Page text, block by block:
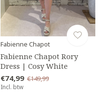
Fabienne Chapot
Fabienne Chapot Rory
Dress | Cosy White
€74,99 €149,99
Incl. btw